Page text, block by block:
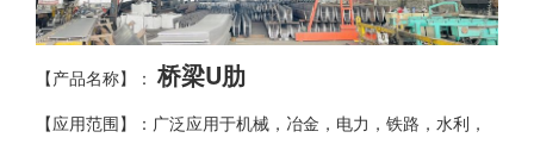
【产品名称】：桥梁U肋
【应用范围】：广泛应用于机械，冶金，电力，铁路，水利，